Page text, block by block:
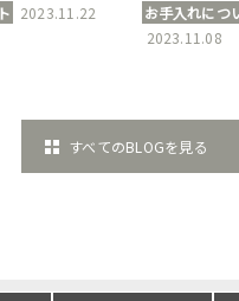
2023.11.22 お手入れにつ
2023.11.08
すべてのBLOGを見る